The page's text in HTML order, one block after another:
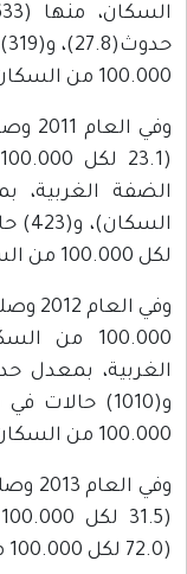
100.000 من السكان).
لكل 100.000 من السكان).
100.000 من السكان).
(72.0 لكل 100.000 من السكان).